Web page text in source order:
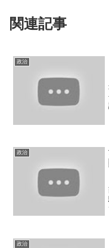
関連記事
政治
政治
政治